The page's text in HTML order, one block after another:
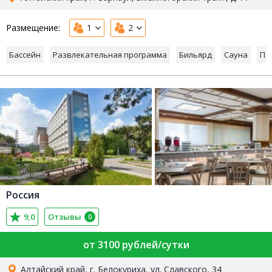
Размещение: 1 2
Бассейн Развлекательная программа Бильярд Сауна
Россия
9,0 Отзывы 0
от 3100 рублей/сутки
Алтайский край, г. Белокуриха, ул. Славского, 34